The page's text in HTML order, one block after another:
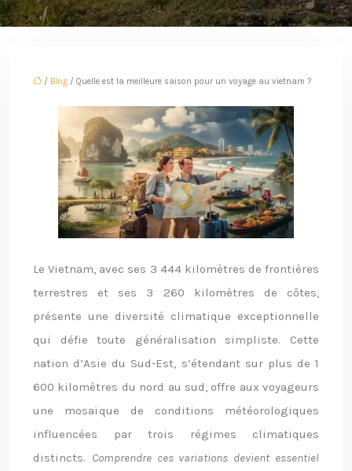
/ Blog / Quelle est la meilleure saison pour un voyage au vietnam ?
Le Vietnam, avec ses 3 444 kilomètres de frontières
terrestres et ses 3 260 kilomètres de côtes,
présente une diversité climatique exceptionnelle
qui défie toute généralisation simpliste. Cette
nation d’Asie du Sud-Est, s’étendant sur plus de 1
600 kilomètres du nord au sud, offre aux voyageurs
une mosaïque de conditions météorologiques
influencées par trois régimes climatiques
distincts. Comprendre ces variations devient essentiel